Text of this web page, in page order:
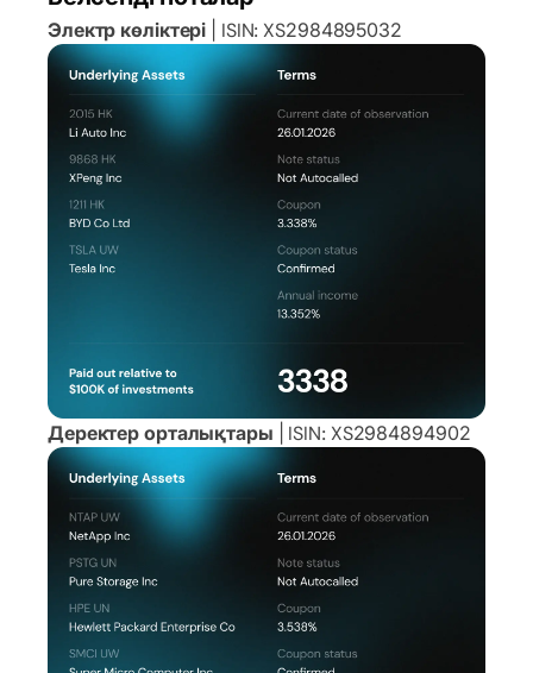
Электр көліктері | ISIN: XS2984895032
Деректер орталықтары | ISIN: XS2984894902